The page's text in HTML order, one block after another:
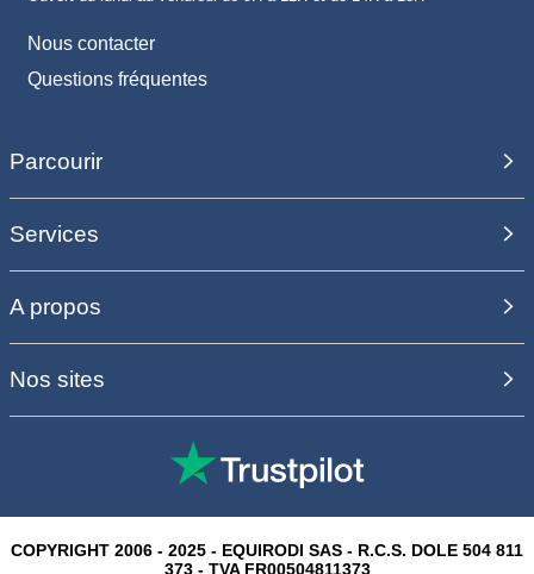
Nous contacter
Questions fréquentes
Parcourir
Services
A propos
Nos sites
COPYRIGHT 2006 - 2025 - EQUIRODI SAS - R.C.S. DOLE 504 811
373 - TVA FR00504811373